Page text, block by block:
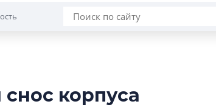
корпуса